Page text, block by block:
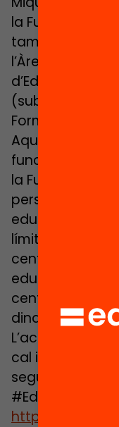
la Fundació
també amb
l’Àrea d’Acció
d’Educació de
(subdirector
Formació del
Aquest
funciona en
la Fundació
persones i
educatiu i/o
límits i les
centres
educativa,
centres
dinamitzadors
L’accés al
cal inscriure-
seguir via
#EduEvidències.
https://